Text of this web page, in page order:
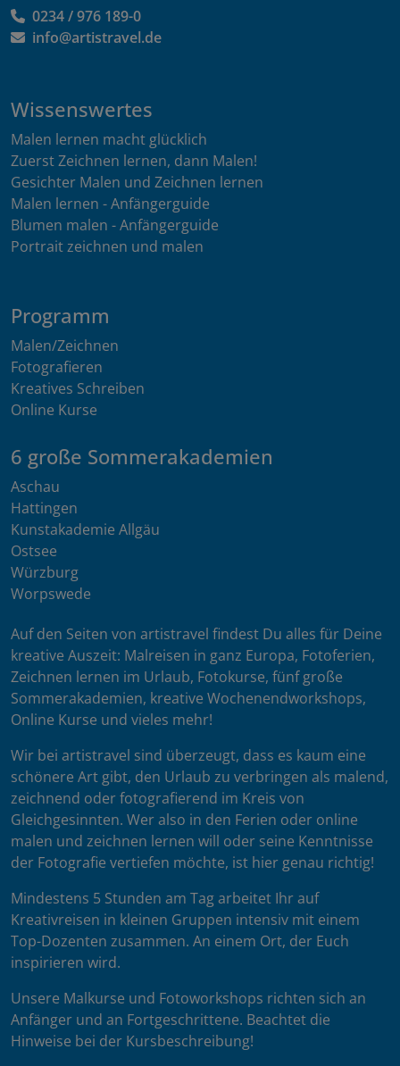
0234 / 976 189-0
info@artistravel.de
Wissenswertes
Malen lernen macht glücklich
Zuerst Zeichnen lernen, dann Malen!
Gesichter Malen und Zeichnen lernen
Malen lernen - Anfängerguide
Blumen malen - Anfängerguide
Portrait zeichnen und malen
Programm
Malen/Zeichnen
Fotografieren
Kreatives Schreiben
Online Kurse
6 große Sommerakademien
Aschau
Hattingen
Kunstakademie Allgäu
Ostsee
Würzburg
Worpswede
Auf den Seiten von artistravel findest Du alles für Deine
kreative Auszeit: Malreisen in ganz Europa, Fotoferien,
Zeichnen lernen im Urlaub, Fotokurse, fünf große
Sommerakademien, kreative Wochenendworkshops,
Online Kurse und vieles mehr!
Wir bei artistravel sind überzeugt, dass es kaum eine
schönere Art gibt, den Urlaub zu verbringen als malend,
zeichnend oder fotografierend im Kreis von
Gleichgesinnten. Wer also in den Ferien oder online
malen und zeichnen lernen will oder seine Kenntnisse
der Fotografie vertiefen möchte, ist hier genau richtig!
Mindestens 5 Stunden am Tag arbeitet Ihr auf
Kreativreisen in kleinen Gruppen intensiv mit einem
Top-Dozenten zusammen. An einem Ort, der Euch
inspirieren wird.
Unsere Malkurse und Fotoworkshops richten sich an
Anfänger und an Fortgeschrittene. Beachtet die
Hinweise bei der Kursbeschreibung!